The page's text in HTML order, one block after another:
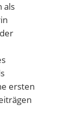
als
ersten